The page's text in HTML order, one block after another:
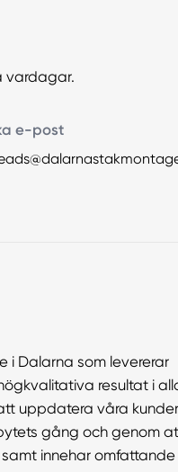
vardagar.
e-post
i Dalarna som levererar
resultat i
uppdatera våra kunder
gång och genom
innehar omfattande